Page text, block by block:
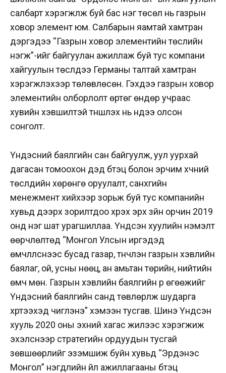
салбарт хэрэгжүүлж буй бас нэг төсөл нь газрын
ховор элемент юм. Салбарын яамтай хамтран
дэргэдээ “Газрын ховор элементийн төслийн
нэгж”-ийг байгуулан ажиллаж буй тус компани
хайгуулын төслүүдээ Германы талтай хамтран
хэрэгжүүлэхээр төлөвлөсөн. Гэхдээ газрын ховор
элементийн олборлолт өртөг өндөр учраас
хувийн хэвшилтэй түншлэх нь нүдээ олсон
сонголт.
Үндэсний баялгийн сан байгуулж, уул уурхай
дагасан томоохон дэд бүтэц болон эрчим хүчний
төслүүдийн хөрөнгө оруулалт, санхүүгийн
менежмент хийхээр зорьж буй тус компанийн
хувьд дээрх зорилтдоо хүрэх эрх зүйн орчин 2019
онд нэг шат урагшиллаа. Үндсэн хуулийн нэмэлт
өөрчлөлтөд “Монгол Улсын иргэдэд
өмчлүүлснээс бусад газар, түүнчлэн газрын хэвлийн
баялаг, ой, усны нөөц, ан амьтан төрийн, нийтийн
өмч мөн. Газрын хэвлийн баялгийн үр өгөөжийг
Үндэсний баялгийн санд төвлөрүүлж шударга
хүртээхэд чиглэнэ” хэмээн тусгав. Шинэ Үндсэн
хууль 2020 оны эхний хагас жилээс хэрэгжиж
эхэлснээр стратегийн ордуудын тусгай
зөвшөөрлийг эзэмшиж буйн хувьд “Эрдэнэс
Монгол” нэгдлийн үйл ажиллагааны бүтэц